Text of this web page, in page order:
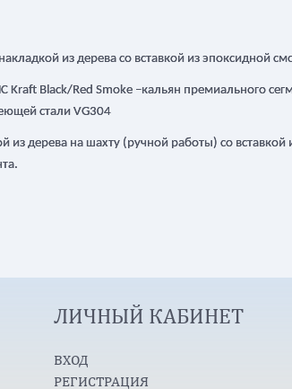
из дерева cо вставкой из эпоксидной
Kraft Black/Red Smoke –кальян премиального
стали VG304
из дерева на шахту (ручной работы) cо
ЛИЧНЫЙ КАБИНЕТ
ВХОД
РЕГИСТРАЦИЯ